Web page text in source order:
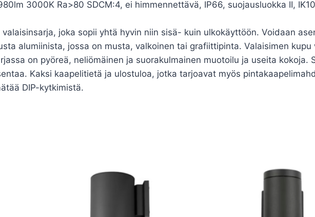
3000K Ra>80 SDCM:4, ei himmennettävä, IP66, suojausluokka II,
joka sopii yhtä hyvin niin sisä- kuin ulkokäyttöön. Voidaan
alumiinista, jossa on musta, valkoinen tai grafiittipinta. Valaisimen
on pyöreä, neliömäinen ja suorakulmainen muotoilu ja useita kokoja.
Kaksi kaapelitietä ja ulostuloa, jotka tarjoavat myös
DIP-kytkimistä.